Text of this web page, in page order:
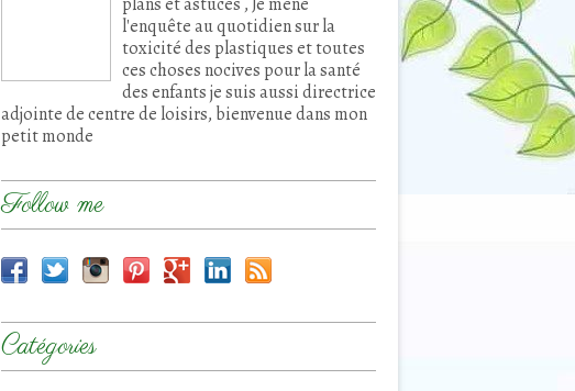
l'enquête au quotidien sur la
toxicité des plastiques et toutes
ces choses nocives pour la santé
des enfants je suis aussi directrice
adjointe de centre de loisirs, bienvenue dans mon
petit monde
Follow me
Catégories